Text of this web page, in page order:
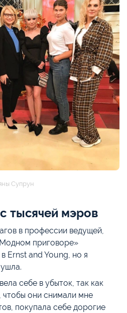
Супрун
тысячей мэров
в профессии ведущей,
приговоре»
Ernst and Young, но я
себе в убыток, так как
чтобы они снимали мне
покупала себе дорогие